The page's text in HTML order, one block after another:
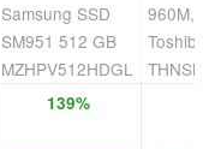
Samsung SSD
SM951 512 GB
MZHPV512HDGL
960M,
139%